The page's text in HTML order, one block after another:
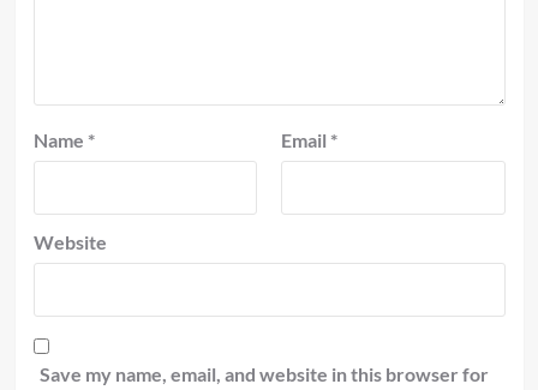
Name * Email *
Website
Save my name, email, and website in this browser for